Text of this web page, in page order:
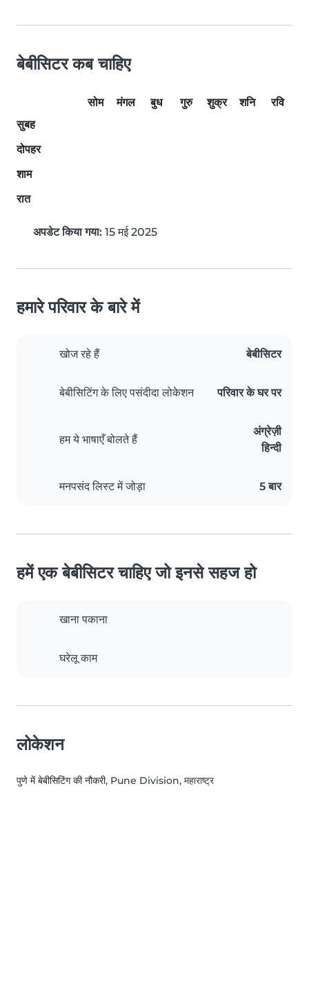
बेबीसिटर कब चाहिए
सोम मंगल बुध गुरु शुक्र शनि
रवि
सुबह
दोपहर
शाम
रात
अपडेट किया गया: 15 मई 2025
हमारे परिवार के बारे में
खोज रहे हैं बेबीसिटर
बेबीसिटिंग के लिए पसंदीदा लोकेशन परिवार के घर पर
हम ये भाषाएँ बोलते हैं
अंग्रेज़ी
हिन्दी
मनपसंद लिस्ट में जोड़ा 5 बार
हमें एक बेबीसिटर चाहिए जो इनसे सहज हो
खाना पकाना
घरेलू काम
लोकेशन
पुणे में बेबीसिटिंग की नौकरी, Pune Division, महाराष्ट्र